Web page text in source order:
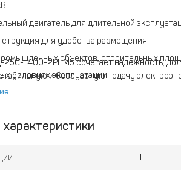
двигатель для длительной
для удобства размещения
объектов, строительных
и безопасную подачу
25С-Т400-2РПМ5 сочетает надежность,
условиях эксплуатации.
Н